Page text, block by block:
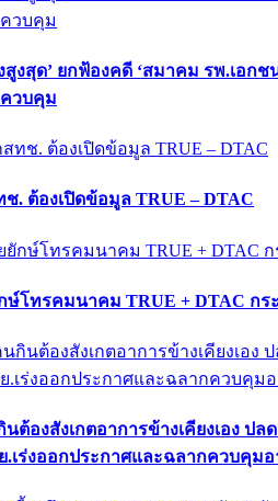
สูงสุด’ ยกฟ้องคดี ‘สมาคม รพ.เอก
วบคุม
. ต้องเปิดข้อมูล TRUE – DTAC
ษ์โทรคมนาคม TRUE + DTAC ก
ต้องสังเกตอาการข้างเคียงเอง
.เร่งออกประกาศและฉลากควบคุม